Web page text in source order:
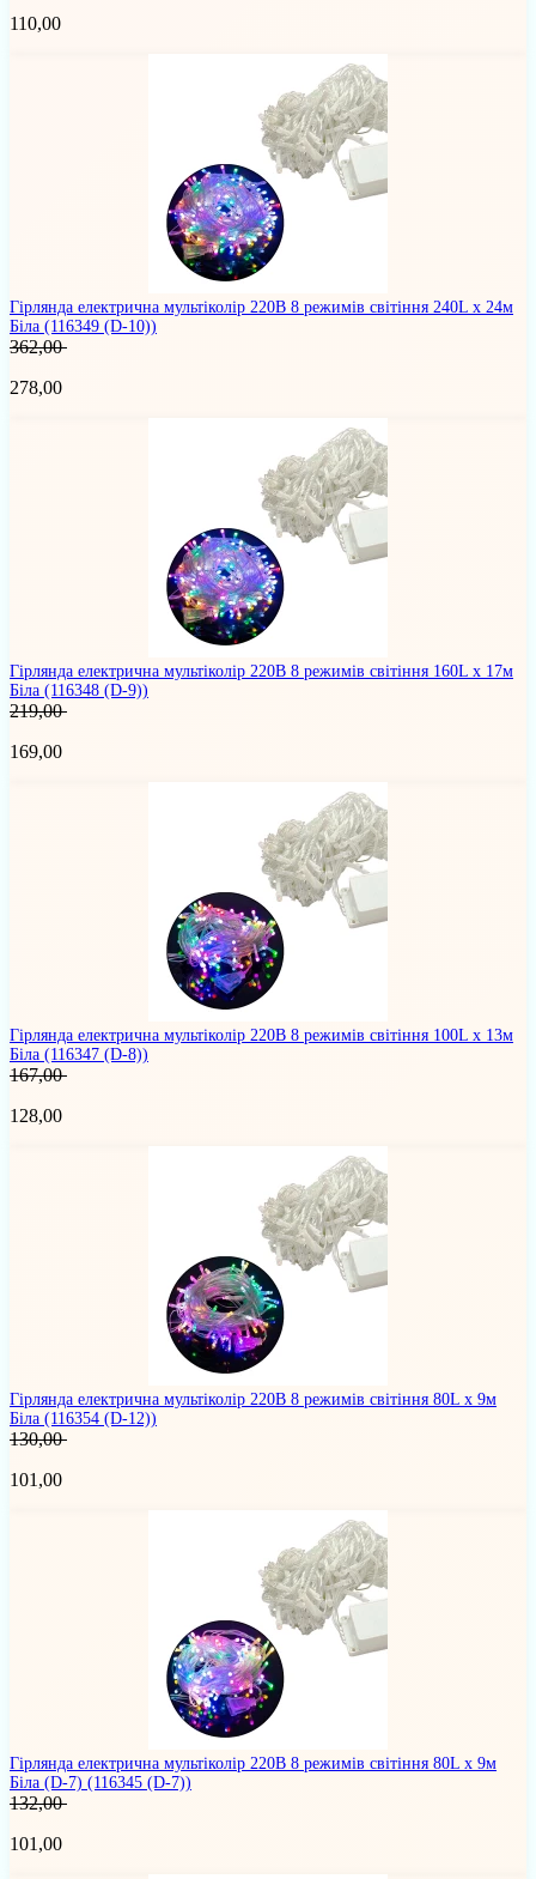
110,00
Гірлянда електрична мультіколір 220В 8 режимів світіння 240L х 24м
Біла (116349 (D-10))
362,00
278,00
Гірлянда електрична мультіколір 220В 8 режимів світіння 160L х 17м
Біла (116348 (D-9))
219,00
169,00
Гірлянда електрична мультіколір 220В 8 режимів світіння 100L х 13м
Біла (116347 (D-8))
167,00
128,00
Гірлянда електрична мультіколір 220В 8 режимів світіння 80L х 9м
Біла (116354 (D-12))
130,00
101,00
Гірлянда електрична мультіколір 220В 8 режимів світіння 80L х 9м
Біла (D-7) (116345 (D-7))
132,00
101,00